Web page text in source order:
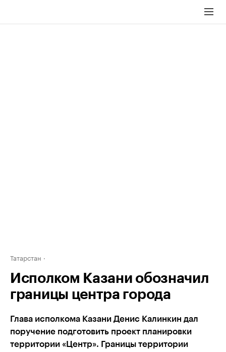
Татарстан
Исполком Казани обозначил
границы центра города
Глава исполкома Казани Денис Калинкин дал
поручение подготовить проект планировки
территории «Центр». Границы территории